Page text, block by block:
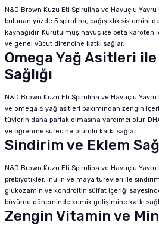
N&D Brown Kuzu Eti Spirulina ve Havuçlu Yavru
bulunan yüzde 5 spirulina, bağışıklık sistemini
kaynağıdır. Kurutulmuş havuç ise beta karoten
ve genel vücut direncine katkı sağlar.
Omega Yağ Asitleri
Sağlığı
N&D Brown Kuzu Eti Spirulina ve Havuçlu Yavru
ve omega 6 yağ asitleri bakımından zengin
tüylerin daha parlak olmasına yardımcı olur.
ve öğrenme sürecine olumlu katkı sağlar.
Sindirim ve Eklem
N&D Brown Kuzu Eti Spirulina ve Havuçlu Yavru
prebiyotikler, inülin ve maya türevleri ile
glukozamin ve kondroitin sülfat içeriği
büyüme döneminde kemik gelişimine katkı
Zengin Vitamin ve